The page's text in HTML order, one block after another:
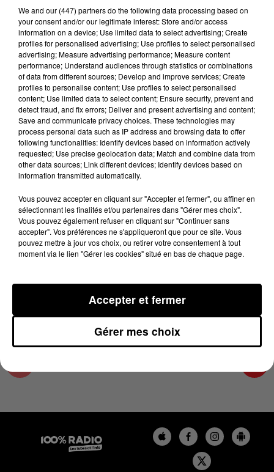
Lecture (1 min 16 sec)
100%
100% Radio l'agenda de Toulouse
5 mai 2025 - 1 min 16 sec
L'AGENDA DE TOULOUSE DU 05/05/2025 À
06H48
L'agenda de Toulouse
We and our (447) partnersdo the following data processing based on
your consent and/or our legitimate interest: Store and/or access
information on a device; Use limited data to select advertising; Create
profiles for personalised advertising; Use profiles to select personalised
advertising; Measure advertising performance; Measure content
performance; Understand audiences through statistics or combinations
of data from different sources; Develop and improve services; Create
profiles to personalise content; Use profiles to select personalised
content; Use limited data to select content; Ensure security, prevent and
detect fraud, and fix errors; Deliver and present advertising and content;
Save and communicate privacy choices. These technologies may
process personal data such as IP address and browsing data to offer
following functionalities: Identify devices based on information actively
requested; Use precise geolocation data; Match and combine data from
other data sources; Link different devices; Identify devices based on
information transmitted automatically.
Vous pouvez accepter en cliquant sur "Accepter et fermer", ou affiner en
sélectionnant les finalités et/ou partenaires dans "Gérer mes choix".
Vous pouvez également refuser en cliquant sur "Continuer sans
accepter". Vos préférences ne s'appliqueront que pour ce site. Vous
pouvez mettre à jour vos choix, ou retirer votre consentement à tout
moment via le lien "Gérer les cookies" situé en bas de chaque page.
Gérer mes choix
Accepter et fermer